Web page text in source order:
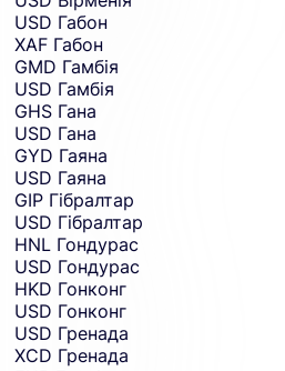
USD Габон
XAF Габон
GMD Гамбія
USD Гамбія
GHS Гана
USD Гана
GYD Гаяна
USD Гаяна
GIP Гібралтар
USD Гібралтар
HNL Гондурас
USD Гондурас
HKD Гонконг
USD Гонконг
USD Гренада
XCD Гренада